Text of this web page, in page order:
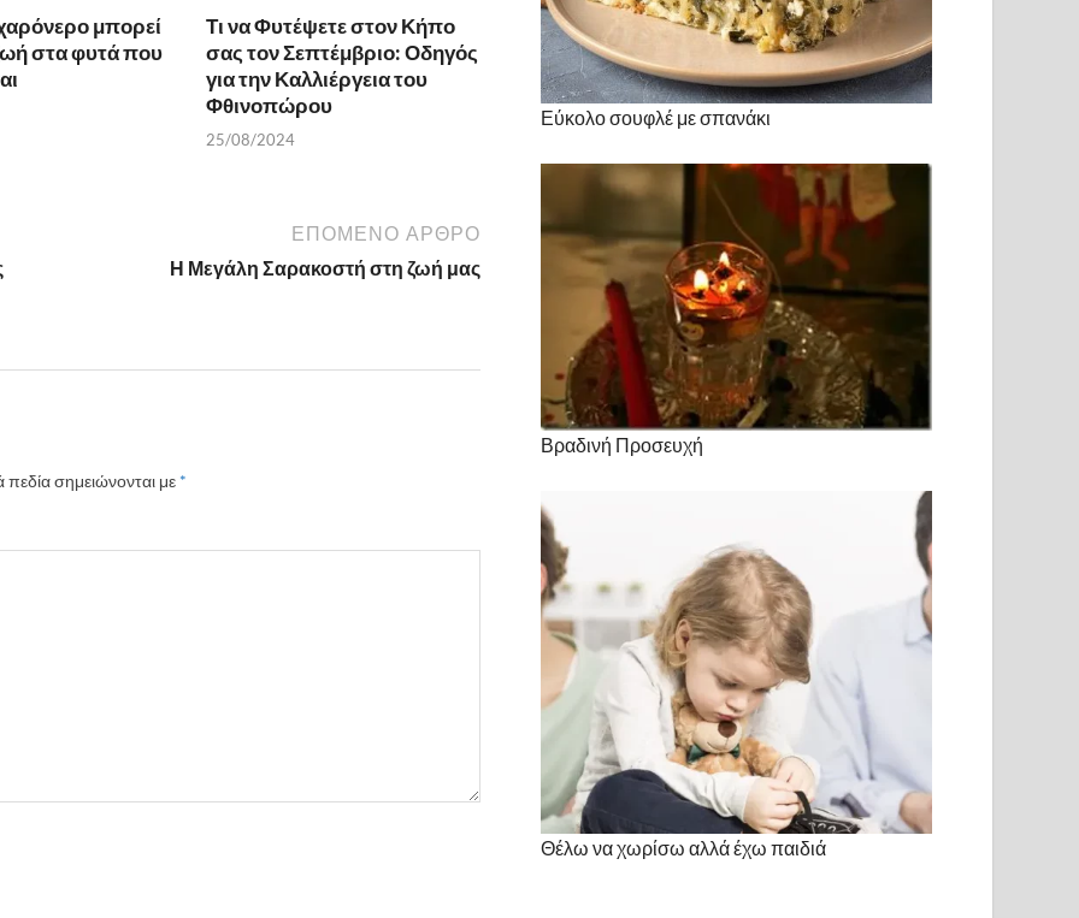
μπορεί
στα φυτά που
Τι να Φυτέψετε στον Κήπο
σας τον Σεπτέμβριο: Οδηγός
για την Καλλιέργεια του
Φθινοπώρου
25/08/2024
ΕΠΌΜΕΝΟ ΆΡΘΡΟ
Η Μεγάλη Σαρακοστή στη ζωή μας
σημειώνονται με *
Εύκολο σουφλέ με σπανάκι
Βραδινή Προσευχή
Θέλω να χωρίσω αλλά έχω παιδιά